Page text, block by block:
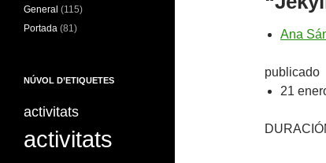
Ana
publicado
21
General (115)
Portada (81)
NÚVOL D’ETIQUETES
activitats
activitats